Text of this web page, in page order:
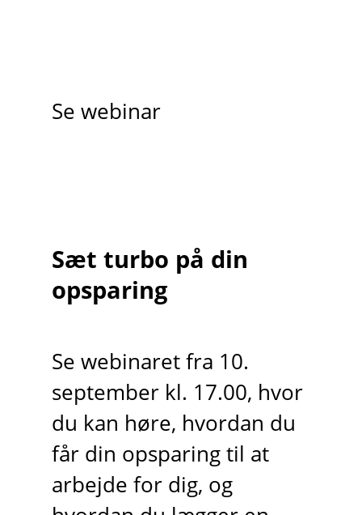
Se webinar
Sæt turbo på din
opsparing
Se webinaret fra 10.
september kl. 17.00, hvor
du kan høre, hvordan du
får din opsparing til at
arbejde for dig, og